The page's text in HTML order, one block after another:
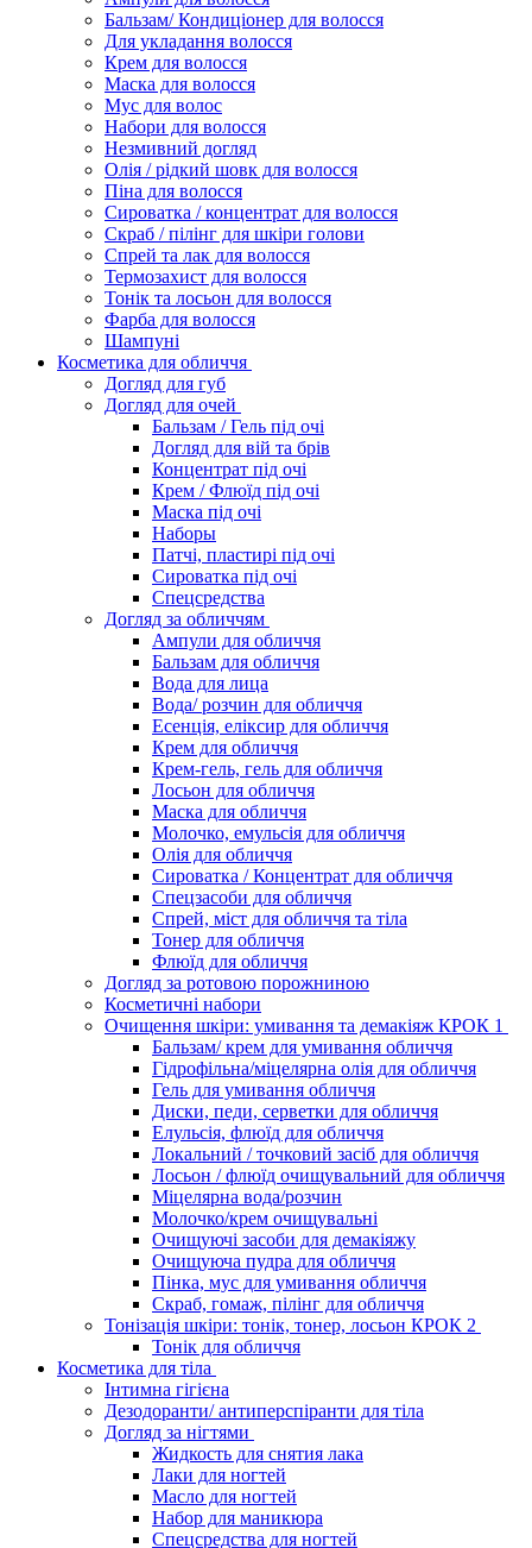
Бальзам/ Кондиціонер для волосся
Для укладання волосся
Крем для волосся
Маска для волосся
Мус для волос
Набори для волосся
Незмивний догляд
Олія / рідкий шовк для волосся
Піна для волосся
Сироватка / концентрат для волосся
Скраб / пілінг для шкіри голови
Спрей та лак для волосся
Термозахист для волосся
Тонік та лосьон для волосся
Фарба для волосся
Шампуні
Косметика для обличчя
Догляд для губ
Догляд для очей
Бальзам / Гель під очі
Догляд для вій та брів
Концентрат під очі
Крем / Флюїд під очі
Маска під очі
Наборы
Патчі, пластирі під очі
Сироватка під очі
Спецсредства
Догляд за обличчям
Ампули для обличчя
Бальзам для обличчя
Вода для лица
Вода/ розчин для обличчя
Есенція, еліксир для обличчя
Крем для обличчя
Крем-гель, гель для обличчя
Лосьон для обличчя
Маска для обличчя
Молочко, емульсія для обличчя
Олія для обличчя
Сироватка / Концентрат для обличчя
Спецзасоби для обличчя
Спрей, міст для обличчя та тіла
Тонер для обличчя
Флюїд для обличчя
Догляд за ротовою порожниною
Косметичні набори
Очищення шкіри: умивання та демакіяж КРОК 1
Бальзам/ крем для умивання обличчя
Гідрофільна/міцелярна олія для обличчя
Гель для умивання обличчя
Диски, педи, серветки для обличчя
Елульсія, флюїд для обличчя
Локальний / точковий засіб для обличчя
Лосьон / флюїд очищувальний для обличчя
Міцелярна вода/розчин
Молочко/крем очищувальні
Очищуючі засоби для демакіяжу
Очищуюча пудра для обличчя
Пінка, мус для умивання обличчя
Скраб, гомаж, пілінг для обличчя
Тонізація шкіри: тонік, тонер, лосьон КРОК 2
Тонік для обличчя
Косметика для тіла
Інтимна гігієна
Дезодоранти/ антиперспіранти для тіла
Догляд за нігтями
Жидкость для снятия лака
Лаки для ногтей
Масло для ногтей
Набор для маникюра
Спецсредства для ногтей